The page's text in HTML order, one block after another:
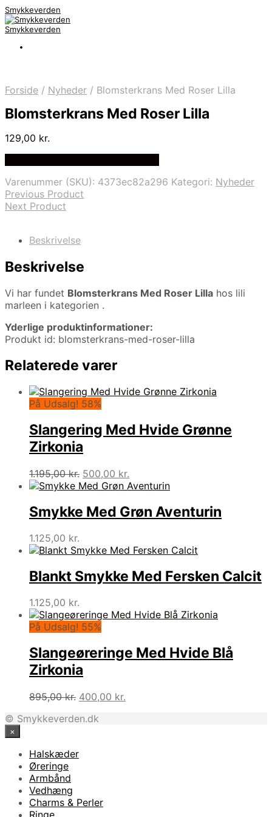
Smykkeverden
Smykkeverden
Forside / Nyheder / Blomsterkrans Med Roser Lilla
Blomsterkrans Med Roser Lilla
129,00 kr.
Varenummer (SKU): 4373ec82a296 Kategori: Nyheder
Previous Product
Next Product
Beskrivelse
Beskrivelse
Vi har fundet Blomsterkrans Med Roser Lilla hos lili
marleen i kategorien .
Yderlige produktinformationer:
Produkt id: blomsterkrans-med-roser-lilla
Relaterede varer
På Udsalg! 58%
Slangering Med Hvide Grønne
Zirkonia
1.195,00kr. Den
oprindelige
var:
1.195,00 kr..
500,00 kr.
aktuelle
er:
500,00 kr..
Smykke Med Grøn Aventurin
1.125,00 kr.
Blankt Smykke Med Fersken Calcit
1.125,00 kr.
På Udsalg! 55%
Slangeøreringe Med Hvide Blå
Zirkonia
895,00kr. Den
pris
400,00 kr.
© Smykkeverden.dk
×
Halskæder
Øreringe
Armbånd
Vedhæng
Charms & Perler
Ringe